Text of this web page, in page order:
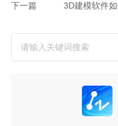
下一篇 3D建模软件